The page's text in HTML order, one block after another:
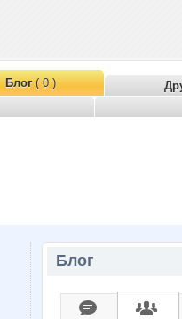
Блог( 0 )
Блог